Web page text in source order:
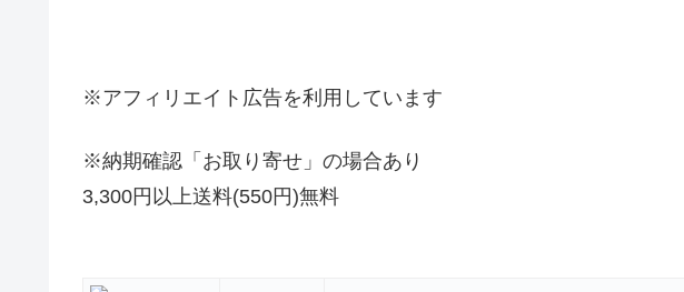
※アフィリエイト広告を利用しています
※納期確認「お取り寄せ」の場合あり
3,300円以上送料(550円)無料